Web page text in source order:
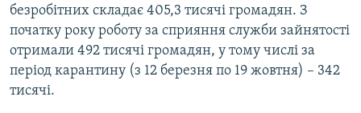
безробітних складає 405,3 тисячі громадян. З
початку року роботу за сприяння служби зайнятості
отримали 492 тисячі громадян, у тому числі за
період карантину (з 12 березня по 19 жовтня) – 342
тисячі.